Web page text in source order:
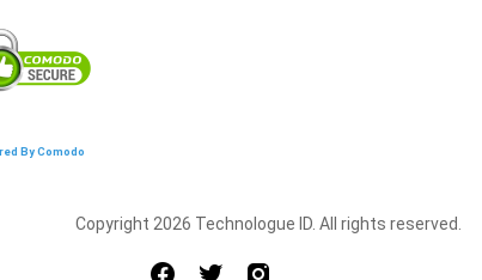
By Comodo
Copyright 2026 Technologue ID. All rights reserved.